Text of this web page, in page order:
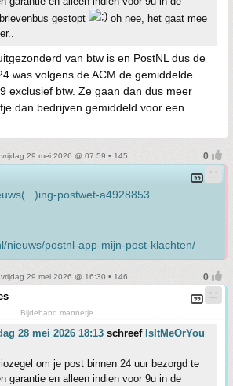
gestopt
oh nee, het gaat mee
van btw is en PostNL dus de
was volgens de ACM de gemiddelde
exclusief btw. Ze gaan dan dus meer
dan bedrijven gemiddeld voor een
vrijdag 29 mei 2026 @ 07:59 • 145
postwet-a4928853
nieuws/postnl-app-mijn-post-klachten/
vrijdag 29 mei 2026 @ 16:30 • 146
Bijdehand mannetje
28 mei 2026 18:13 schreef IsItMeOrYou
om je post binnen 24 uur bezorgd te
garantie en alleen indien voor 9u in de